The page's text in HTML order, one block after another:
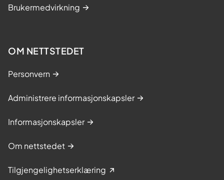
Brukermedvirkning
OM NETTSTEDET
Personvern
Administrere informasjonskapsler
Informasjonskapsler
Om nettstedet
Tilgjengelighetserklæring